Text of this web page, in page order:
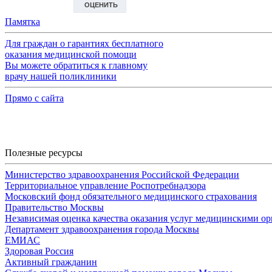
Памятка
Для граждан о гарантиях бесплатного
оказания медицинской помощи
Вы можете обратиться к главному
врачу нашей поликлиники
Прямо с сайта
Полезные ресурсы
Министерство здравоохранения Российской Федерации
Территориальное управление Роспотребнадзора
Московский фонд обязательного медицинского страхования
Правительство Москвы
Независимая оценка качества оказания услуг медицинскими
Департамент здравоохранения города Москвы
ЕМИАС
Здоровая Россия
Активный гражданин